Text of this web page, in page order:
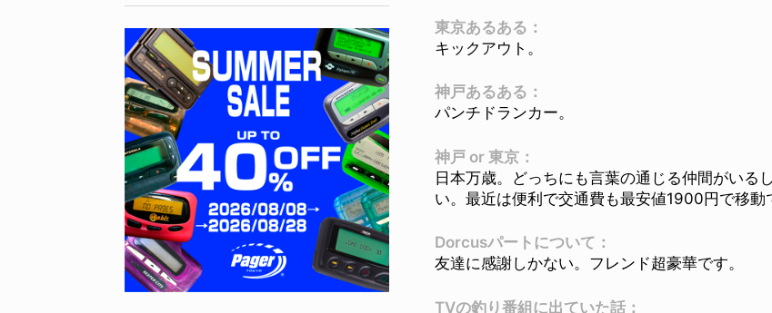
東京あるある：
キックアウト。
神戸あるある：
パンチドランカー。
神戸 or 東京：
日本万歳。どっちにも言葉の通じる仲間がいる
い。最近は便利で交通費も最安値1900円で移動
Dorcusパートについて：
友達に感謝しかない。フレンド超豪華です。
TVの釣り番組に出ていた話：